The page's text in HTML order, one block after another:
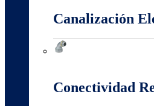
Canalización
Conectividad